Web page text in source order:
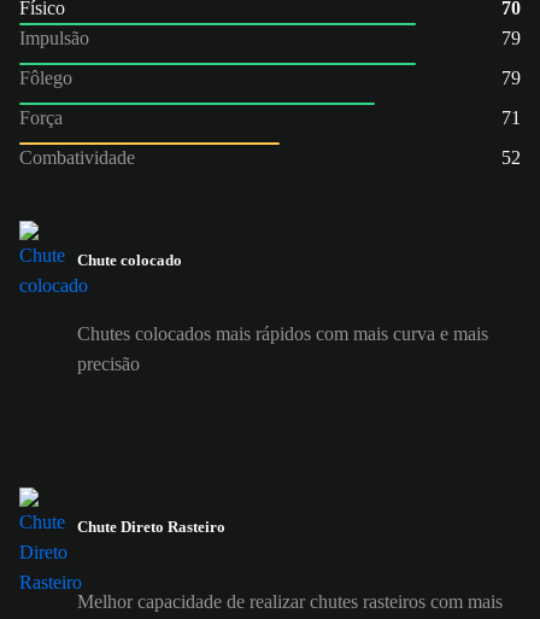
Físico
70
Impulsão
79
Fôlego
79
Força
71
Combatividade
52
Chute colocado
Chutes colocados mais rápidos com mais curva e mais
precisão
Chute Direto Rasteiro
Melhor capacidade de realizar chutes rasteiros com mais